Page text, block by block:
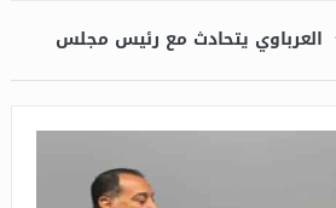
برنامج عدل 3
أن النظام في الجزائر ينتهك حقوق
العرباوي يتحادث مع رئيس مجلس